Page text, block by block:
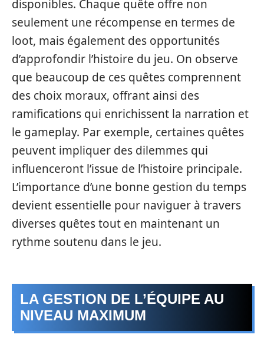
disponibles. Chaque quête offre non
seulement une récompense en termes de
loot, mais également des opportunités
d’approfondir l’histoire du jeu. On observe
que beaucoup de ces quêtes comprennent
des choix moraux, offrant ainsi des
ramifications qui enrichissent la narration et
le gameplay. Par exemple, certaines quêtes
peuvent impliquer des dilemmes qui
influenceront l’issue de l’histoire principale.
L’importance d’une bonne gestion du temps
devient essentielle pour naviguer à travers
diverses quêtes tout en maintenant un
rythme soutenu dans le jeu.
LA GESTION DE L’ÉQUIPE AU
NIVEAU MAXIMUM